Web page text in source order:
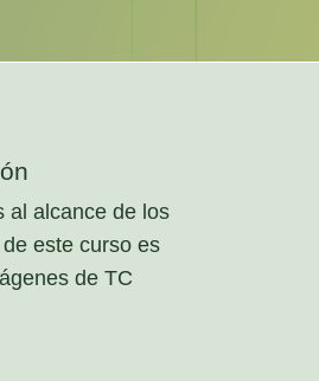
al alcance de los
este curso es
de TC